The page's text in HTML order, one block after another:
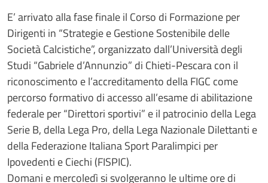
E’ arrivato alla fase finale il Corso di Formazione per
Dirigenti in “Strategie e Gestione Sostenibile delle
Società Calcistiche”, organizzato dall’Università degli
Studi “Gabriele d’Annunzio” di Chieti-Pescara con il
riconoscimento e l’accreditamento della FIGC come
percorso formativo di accesso all’esame di abilitazione
federale per “Direttori sportivi” e il patrocinio della Lega
Serie B, della Lega Pro, della Lega Nazionale Dilettanti e
della Federazione Italiana Sport Paralimpici per
Ipovedenti e Ciechi (FISPIC).
Domani e mercoledì si svolgeranno le ultime ore di